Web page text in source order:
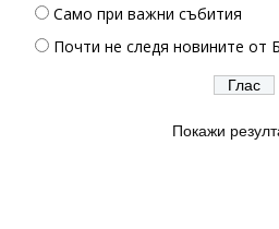
Само при важни събития
Почти не следя новините от
Покажи